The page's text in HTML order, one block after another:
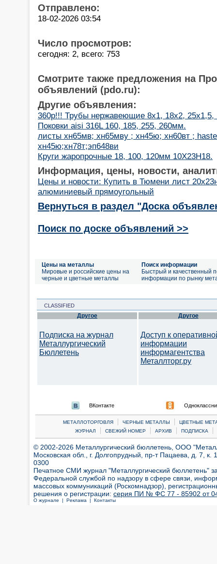
Отправлено:
18-02-2026 03:54
Число просмотров:
сегодня: 2, всего: 753
Смотрите также предложения на
объявлений (pdo.ru):
Другие объявления:
360р!!! Трубы нержавеющие 8х1, 18х2, 25х1,5,
Поковки aisi 316L 160, 185, 255, 260мм.
листы хн65мв; хн65мву ; хн45ю; хн60вт ;
хн45ю;хн78т;эп648ви
Круги жаропрочные 18, 100, 120мм 10Х23Н18.
Информация, цены, новости,
Цены и новости: Купить в Тюмени лист
алюминиевый прямоугольный
Вернуться в раздел "Доска
Поиск по доске объявлений >>
Цены на металлы
Мировые и российские цены на
черные и цветные металлы
Поиск информации
Быстрый и качественный
информации по рынку
CLASSIFIED
Другое
Подписка на журнал
Металлургический
Бюллетень
Другое
Доступ к
информации
информагентства
Металлторг.ру
ВКонтакте
МЕТАЛЛОТОРГОВЛЯ | ЧЕРНЫЕ МЕТАЛЛЫ |
ЦВЕТНЫЕ
ЖУРНАЛ
| СВЕЖИЙ НОМЕР | АРХИВ | ПОДПИСКА |
© 2002-2026 Металлургический бюллетень, ООО
Московская обл., г. Долгопрудный, пр-т Пацаева, д. 7,
0300
Печатное СМИ журнал "Металлургический бюллетень"
Федеральной службой по надзору в сфере связи,
массовых коммуникаций (Роскомнадзор),
решения о регистрации: серия ПИ № ФС 77 - 85902 от 04
О журнале | Реклама | Контакты